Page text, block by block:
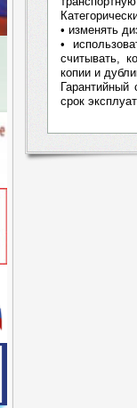
• изменять
•
считывать,
копии и
срок